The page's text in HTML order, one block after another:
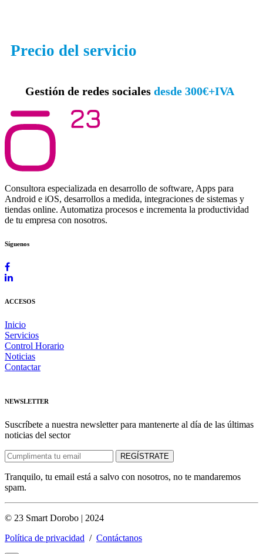
Precio del servicio
Gestión de redes sociales desde 300€+IVA
Consultora especializada en desarrollo de software, Apps para
Android e iOS, desarrollos a medida, integraciones de sistemas y
tiendas online. Automatiza procesos e incrementa la productividad
de tu empresa con nosotros.
Síguenos
ACCESOS
Inicio
Servicios
Control Horario
Noticias
Contactar
NEWSLETTER
Suscríbete a nuestra newsletter para mantenerte al día de las últimas
noticias del sector
Tranquilo, tu email está a salvo con nosotros, no te mandaremos
spam.
© 23 Smart Dorobo | 2024
Política de privacidad / Contáctanos